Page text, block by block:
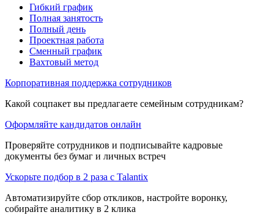
Гибкий график
Полная занятость
Полный день
Проектная работа
Сменный график
Вахтовый метод
Корпоративная поддержка сотрудников
Какой соцпакет вы предлагаете семейным сотрудникам?
Оформляйте кандидатов онлайн
Проверяйте сотрудников и подписывайте кадровые
документы без бумаг и личных встреч
Ускорьте подбор в 2 раза с Talantix
Автоматизируйте сбор откликов, настройте воронку,
собирайте аналитику в 2 клика